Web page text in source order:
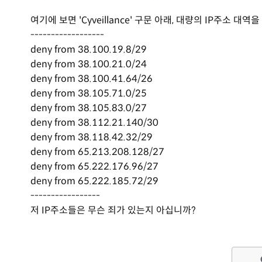
여기에 보면 'Cyveillance' 구문 아래, 대량의 IP주소 대역
------------------
deny from 38.100.19.8/29
deny from 38.100.21.0/24
deny from 38.100.41.64/26
deny from 38.105.71.0/25
deny from 38.105.83.0/27
deny from 38.112.21.140/30
deny from 38.118.42.32/29
deny from 65.213.208.128/27
deny from 65.222.176.96/27
deny from 65.222.185.72/29
-----------------
저 IP주소들은 무슨 죄가 있는지 아십니까?